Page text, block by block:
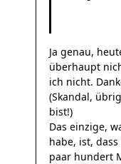
Ja genau,
überhaupt
ich nicht.
(Skandal,
bist!)
Das einzige,
habe, ist,
paar hundert